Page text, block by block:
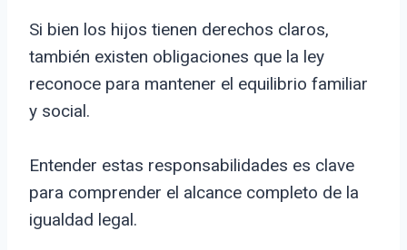
Si bien los hijos tienen derechos claros,
también existen obligaciones que la ley
reconoce para mantener el equilibrio familiar
y social.
Entender estas responsabilidades es clave
para comprender el alcance completo de la
igualdad legal.